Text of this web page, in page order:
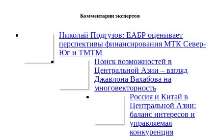
Комментарии экспертов
Николай Подгузов: ЕАБР оценивает
перспективы финансирования МТК Север-
Юг и ТМТМ
Поиск возможностей в
Центральной Азии – взгляд
Джавлона Вахабова на
многовекторность
Россия и Китай в
Центральной Азии:
баланс интересов и
управляемая
конкуренция